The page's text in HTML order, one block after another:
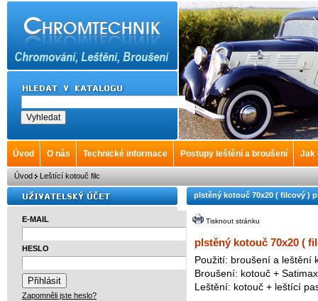
Úvod O nás Technické informace Postupy leštění a broušení Jak
Úvod Leštící kotouč filc
E-MAIL
HESLO
Zapomněli jste heslo?
plstěný kotouč 70x20 ( filcový )
Tisknout stránku
plstěný kotouč 70x20 (
Použití: broušení a leštění
Broušení: kotouč +
Leštění: kotouč + leštící